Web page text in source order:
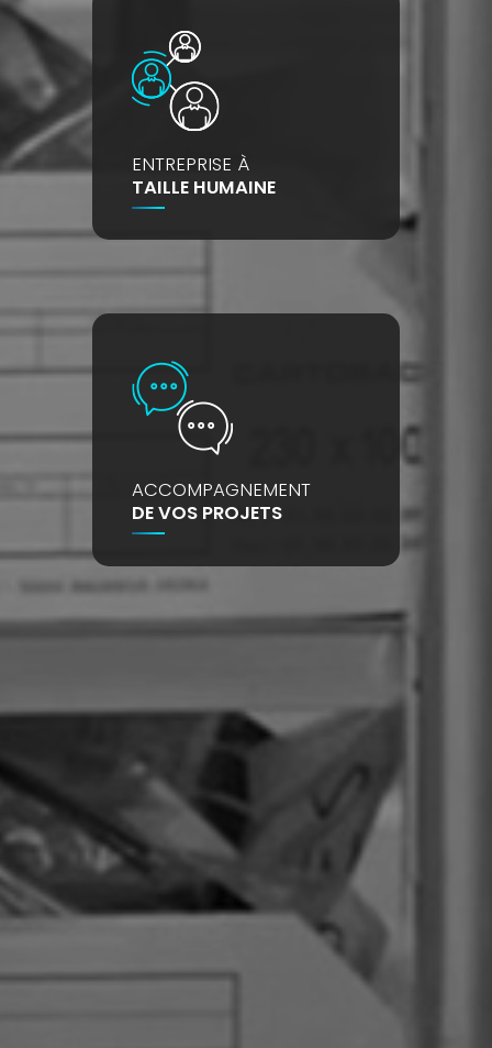
ENTREPRISE À
TAILLE HUMAINE
ACCOMPAGNEMENT
DE VOS PROJETS